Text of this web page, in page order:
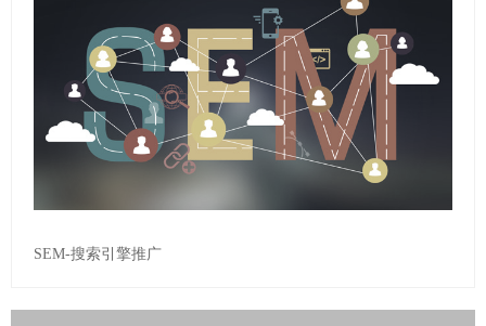
SEM-搜索引擎推广